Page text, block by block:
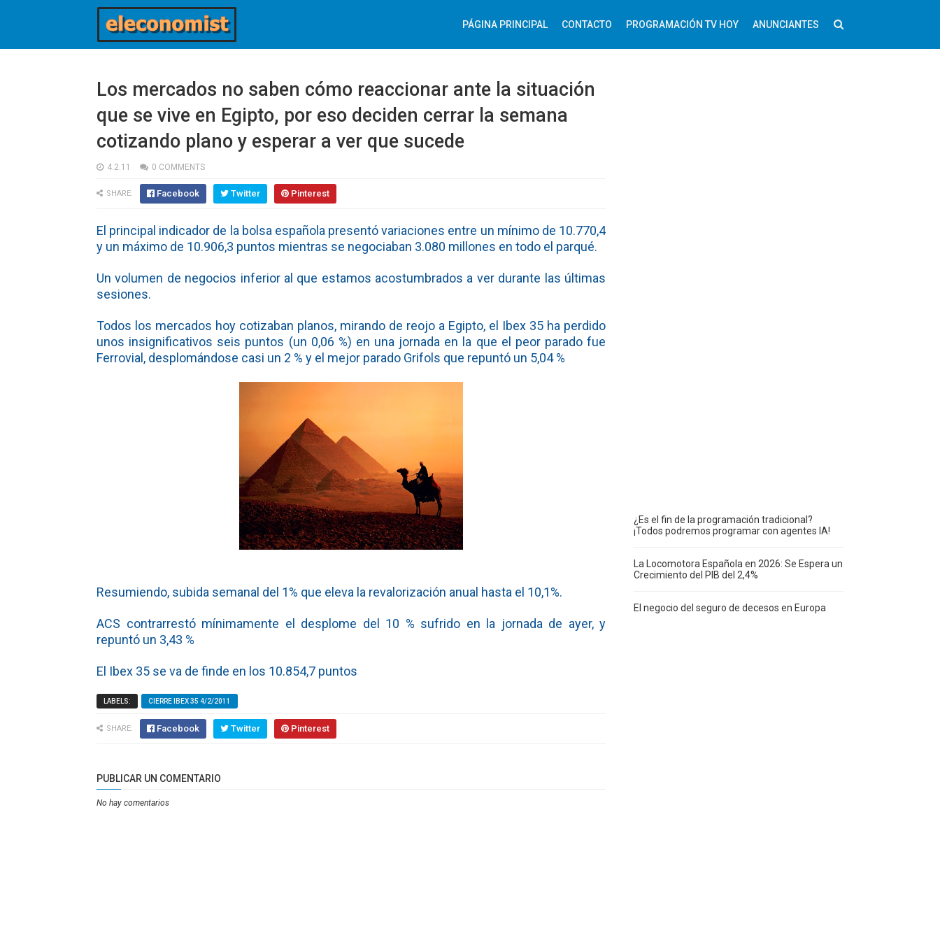
PÁGINA PRINCIPAL CONTACTO PROGRAMACIÓN TV HOY ANUNCIANTES
Los mercados no saben cómo reaccionar ante la situación
que se vive en Egipto, por eso deciden cerrar la semana
cotizando plano y esperar a ver que sucede
4.2.11 0 COMMENTS
SHARE: Facebook Twitter Pinterest
El principal indicador de la bolsa española presentó variaciones entre un mínimo de 10.770,4
y un máximo de 10.906,3 puntos mientras se negociaban 3.080 millones en todo el parqué.
Un volumen de negocios inferior al que estamos acostumbrados a ver durante las últimas
sesiones.
Todos los mercados hoy cotizaban planos, mirando de reojo a Egipto, el Ibex 35 ha perdido
unos insignificativos seis puntos (un 0,06 %) en una jornada en la que el peor parado fue
Ferrovial, desplomándose casi un 2 % y el mejor parado Grifols que repuntó un 5,04 %
Resumiendo, subida semanal del 1% que eleva la revalorización anual hasta el 10,1%.
ACS contrarrestó mínimamente el desplome del 10 % sufrido en la jornada de ayer, y
repuntó un 3,43 %
El Ibex 35 se va de finde en los 10.854,7 puntos
LABELS: CIERRE IBEX 35 4/2/2011
SHARE: Facebook Twitter Pinterest
PUBLICAR UN COMENTARIO
No hay comentarios
¿Es el fin de la programación tradicional?
¡Todos podremos programar con agentes IA!
La Locomotora Española en 2026: Se Espera un
Crecimiento del PIB del 2,4%
El negocio del seguro de decesos en Europa